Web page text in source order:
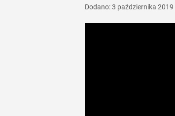
Dodano:3 października 2019